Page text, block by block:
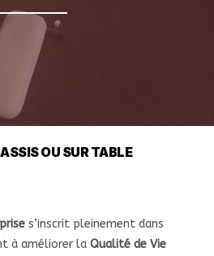
OU SUR TABLE
s’inscrit pleinement dans
à améliorer la Qualité de Vie